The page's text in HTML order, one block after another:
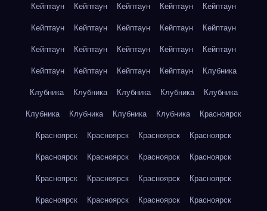
Кейптаун
Кейптаун Кейптаун Кейптаун
Кейптаун
Кейптаун
Кейптаун Кейптаун Кейптаун
Кейптаун
Кейптаун
Кейптаун Кейптаун Кейптаун
Кейптаун
Кейптаун
Кейптаун Кейптаун Кейптаун
Клубника
Клубника
Клубника Клубника Клубника
Клубника
Клубника
Клубника Клубника Клубника
Красноярск
Красноярск
Красноярск Красноярск
Красноярск
Красноярск
Красноярск Красноярск
Красноярск
Красноярск
Красноярск Красноярск
Красноярск
Красноярск
Красноярск Красноярск
Красноярск